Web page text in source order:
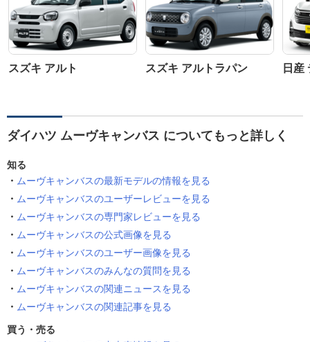
スズキ アルト スズキ アルトラパン 日産
ダイハツ ムーヴキャンバス についてもっと詳しく
知る
ムーヴキャンバスの最新モデルの情報を見る
ムーヴキャンバスのユーザーレビューを見る
ムーヴキャンバスの専門家レビューを見る
ムーヴキャンバスの公式画像を見る
ムーヴキャンバスのユーザー画像を見る
ムーヴキャンバスのみんなの質問を見る
ムーヴキャンバスの関連ニュースを見る
ムーヴキャンバスの関連記事を見る
買う・売る